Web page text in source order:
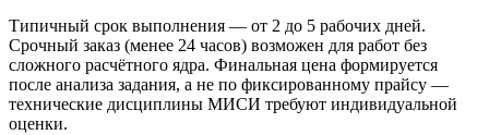
Типичный срок выполнения — от 2 до 5 рабочих дней.
Срочный заказ (менее 24 часов) возможен для работ без
сложного расчётного ядра. Финальная цена формируется
после анализа задания, а не по фиксированному прайсу —
технические дисциплины МИСИ требуют индивидуальной
оценки.